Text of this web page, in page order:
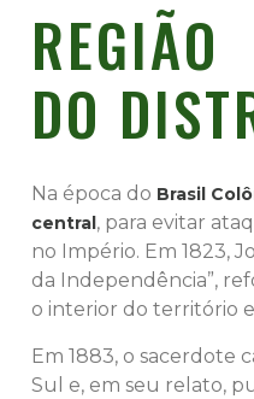
REGIÃO
DO
Na época do Brasil
central , para evitar
no Império. Em 1823,
da Independência”,
o interior do território e
Em 1883, o sacerdote
Sul e, em seu relato,